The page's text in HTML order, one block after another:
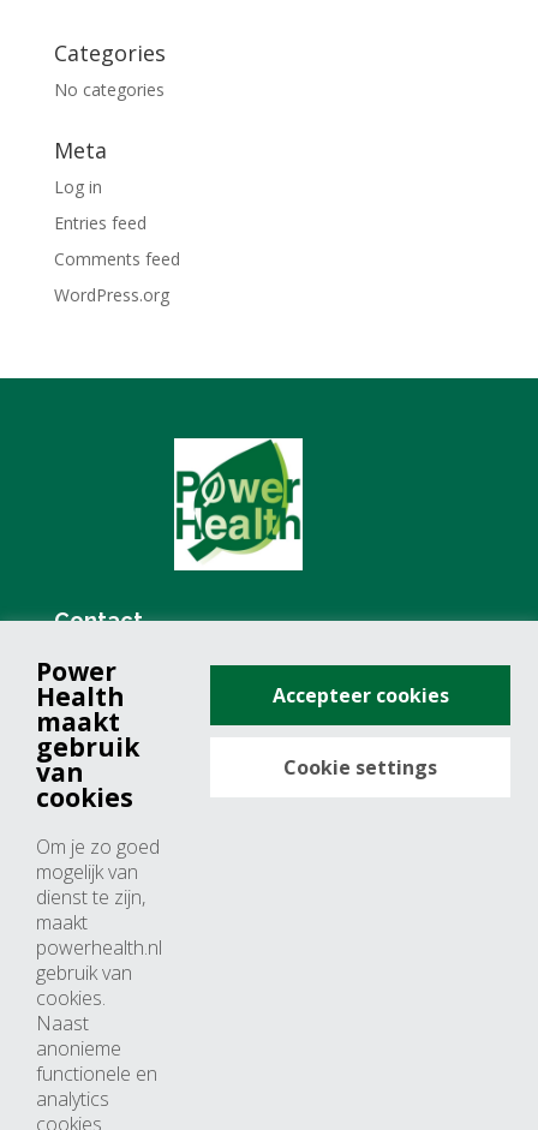
Categories
No categories
Meta
Log in
Entries feed
Comments feed
WordPress.org
Contact
+31 (0)76 571 19 68
info@powerhealth.nl
Adresse
4817 ZH breda
Nederland
Horaires d’ouvertures
Du lundi au jeudi: 09:00 – 17:00
Vendredi: 09:00 – 15:00
Power
Health
maakt
gebruik
van
cookies
Om je zo goed
mogelijk van
dienst te zijn,
maakt
powerhealth.nl
gebruik van
cookies.
Naast
anonieme
functionele en
analytics
cookies
Accepteer cookies
Cookie settings